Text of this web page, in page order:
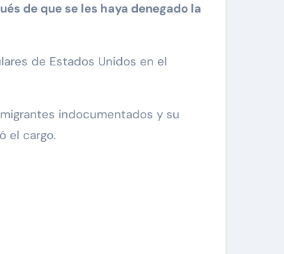
de que se les haya denegado la
de Estados Unidos en el
indocumentados y su
el cargo.